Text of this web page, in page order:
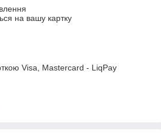
на вашу картку
Visa, Mastercard - LiqPay